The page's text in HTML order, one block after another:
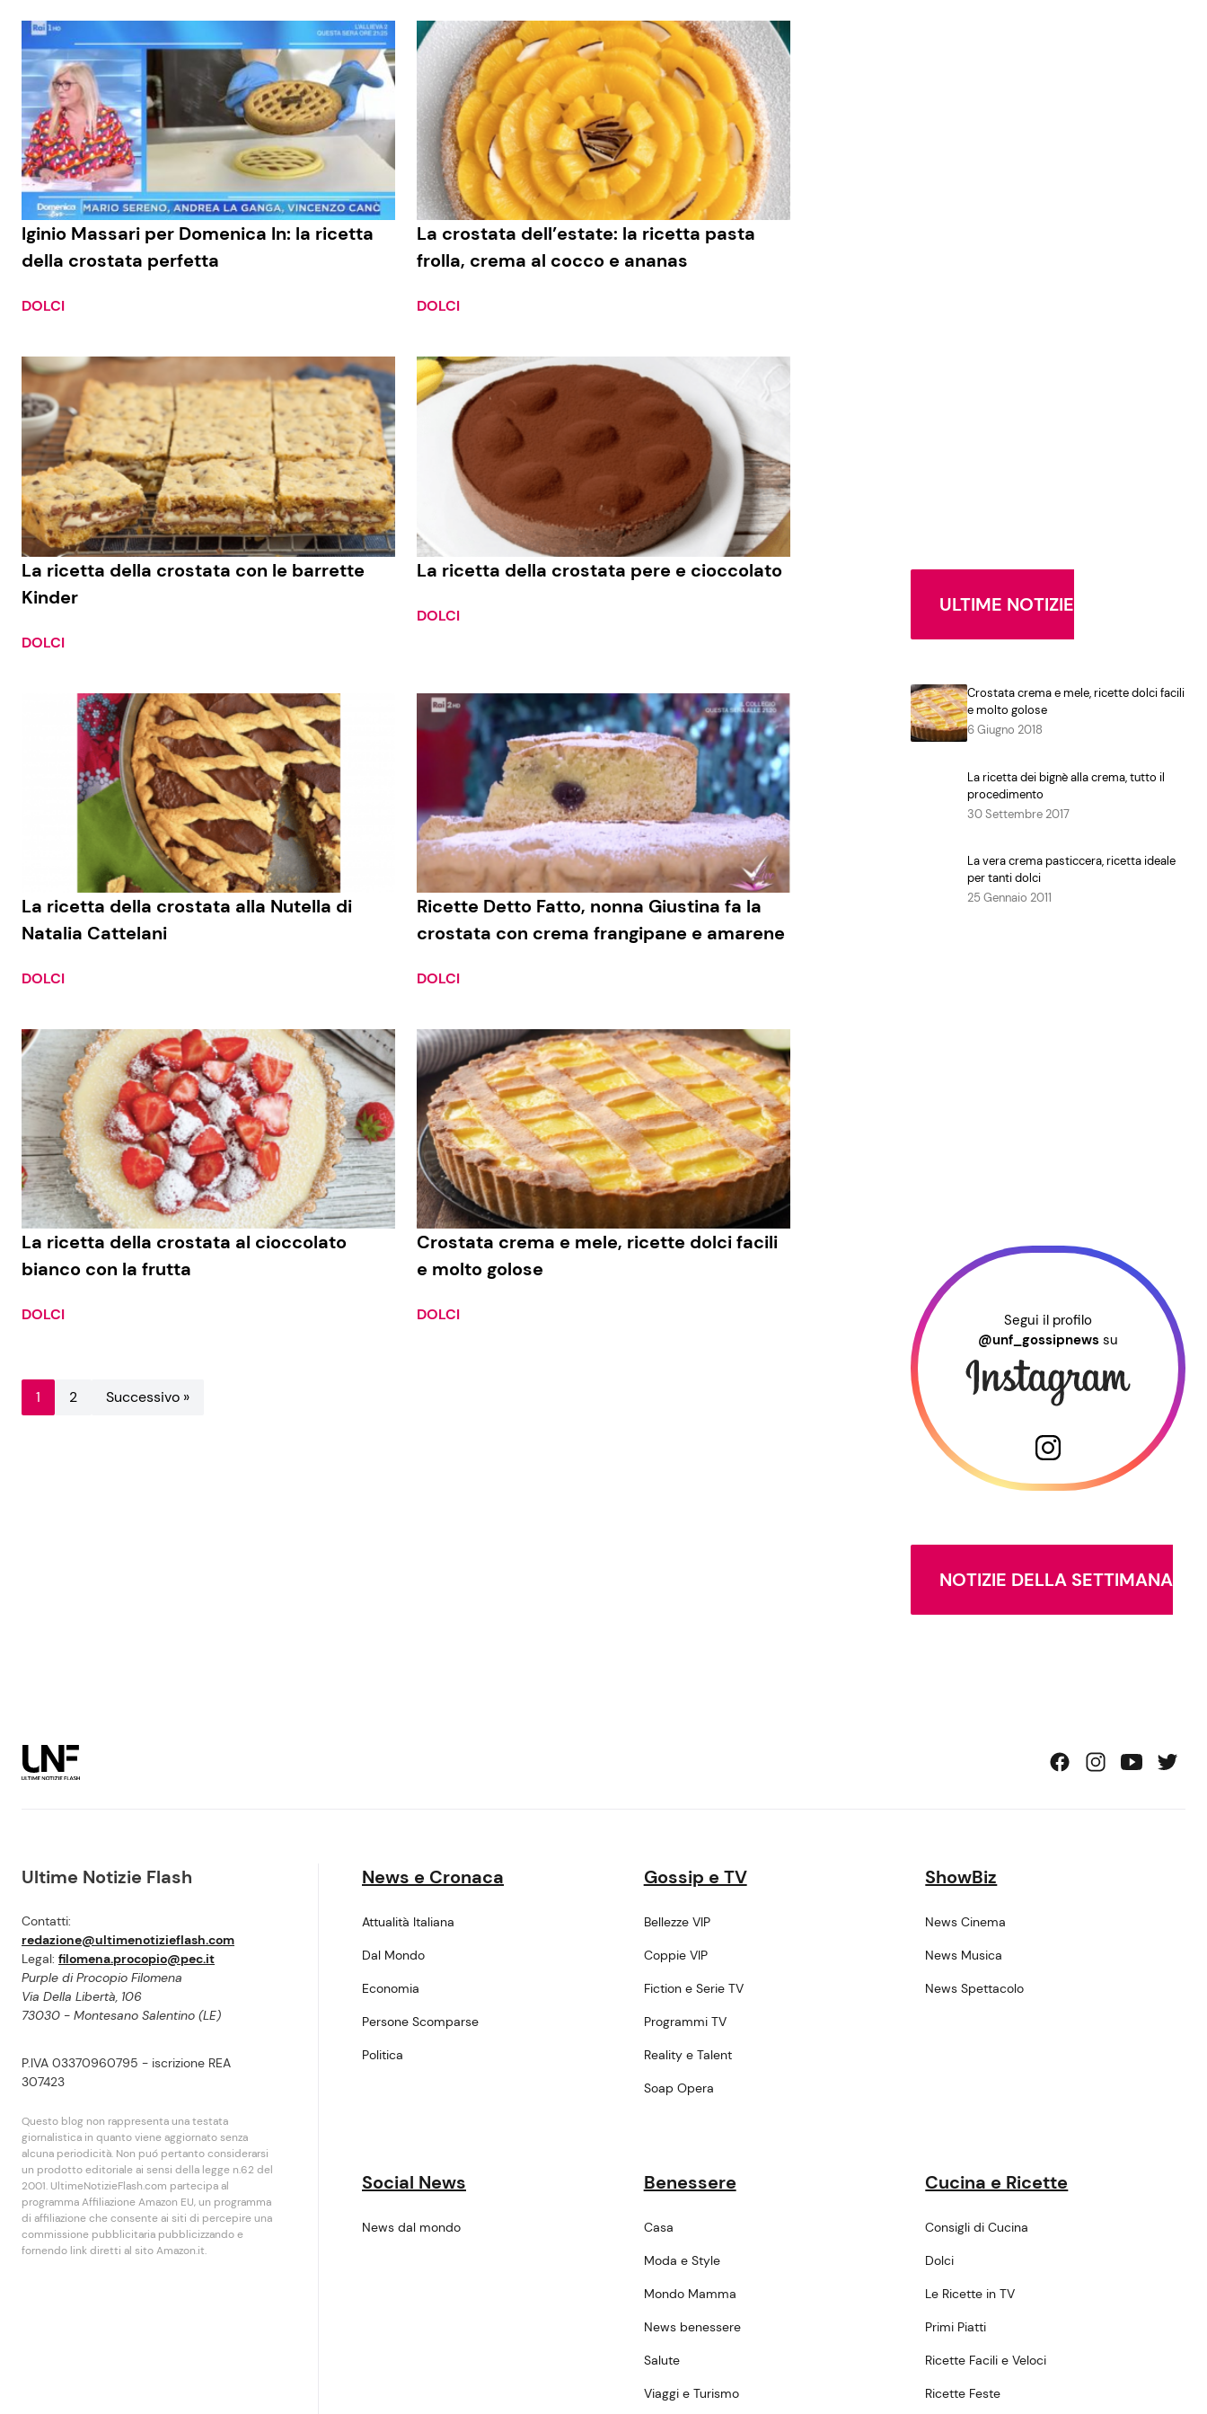
Iginio Massari per Domenica In: la ricetta
della crostata perfetta
DOLCI
La crostata dell’estate: la ricetta pasta
frolla, crema al cocco e ananas
DOLCI
La ricetta della crostata con le barrette
Kinder
DOLCI
La ricetta della crostata pere e cioccolato
DOLCI
La ricetta della crostata alla Nutella di
Natalia Cattelani
DOLCI
Ricette Detto Fatto, nonna Giustina fa la
crostata con crema frangipane e amarene
DOLCI
La ricetta della crostata al cioccolato
bianco con la frutta
DOLCI
Crostata crema e mele, ricette dolci facili
e molto golose
DOLCI
1 2 Successivo »
ULTIME NOTIZIE
Crostata crema e mele, ricette dolci facili
e molto golose
6 Giugno 2018
La ricetta dei bignè alla crema, tutto il
procedimento
30 Settembre 2017
La vera crema pasticcera, ricetta ideale
per tanti dolci
25 Gennaio 2011
Segui il profilo
@unf_gossipnews su
NOTIZIE DELLA SETTIMANA
Ultime Notizie Flash
Contatti:
redazione@ultimenotizieflash.com
Legal: filomena.procopio@pec.it
Purple di Procopio Filomena
Via Della Libertà, 106
73030 - Montesano Salentino (LE)
P.IVA 03370960795 - iscrizione REA
307423
Questo blog non rappresenta una testata
giornalistica in quanto viene aggiornato senza
alcuna periodicità. Non puó pertanto considerarsi
un prodotto editoriale ai sensi della legge n.62 del
2001. UltimeNotizieFlash.com partecipa al
programma Affiliazione Amazon EU, un programma
di affiliazione che consente ai siti di percepire una
commissione pubblicitaria pubblicizzando e
fornendo link diretti al sito Amazon.it.
News e Cronaca
Attualità Italiana
Dal Mondo
Economia
Persone Scomparse
Politica
Gossip e TV
Bellezze VIP
Coppie VIP
Fiction e Serie TV
Programmi TV
Reality e Talent
Soap Opera
ShowBiz
News Cinema
News Musica
News Spettacolo
Social News
News dal mondo
Benessere
Casa
Moda e Style
Mondo Mamma
News benessere
Salute
Viaggi e Turismo
Cucina e Ricette
Consigli di Cucina
Dolci
Le Ricette in TV
Primi Piatti
Ricette Facili e Veloci
Ricette Feste